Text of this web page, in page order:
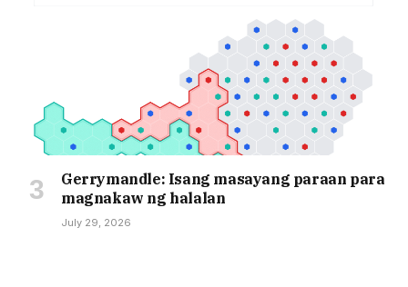
Gerrymandle: Isang masayang paraan para
magnakaw ng halalan
July 29, 2026